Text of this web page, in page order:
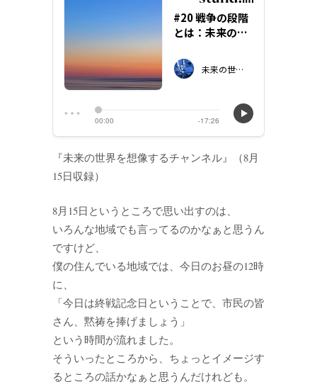
『未来の世界を想像するチャンネル』（8月
15日収録）
8月15日というところで思い出すのは、
いろんな地域でも言ってるのかなぁと思うん
ですけど、
僕の住んでいる地域では、今日のお昼の12時
に、
「今日は終戦記念日ということで、市民の皆
さん、黙祷を捧げましょう」
という時間が流れました。
そういったところから、ちょっとイメージす
るところの話かなぁと思うんだけれども。